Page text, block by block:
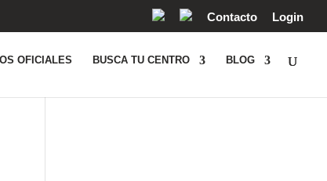
Contacto Login
OFICIALES BUSCA TU CENTRO BLOG